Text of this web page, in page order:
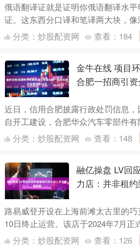
俄语翻译证就是证明你俄语翻译水
证。这东西分口译和笔译两大块，
些专业领域还有更细的分类。 那这证
呢？首先得想....
分类： 炒股配资网 查看： 184
金牛在线 项目
合肥一招商引
近日，信用合肥披露行政处罚信息
自开工建设，合肥华众汽车零部件
14.7317万元，行政处罚决定书文号
分类： 炒股配资网 查看： 148
融亿操盘 LV回
力店：并非租
路易威登开设在上海前滩太古里的
10日终止运营。该店于2024年7月正
在中国的第一家，同时也是唯一一家
分类： 炒股配资网 查看： 126